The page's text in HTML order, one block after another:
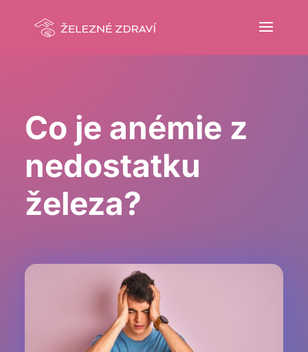
Co je anémie z
nedostatku
železa?